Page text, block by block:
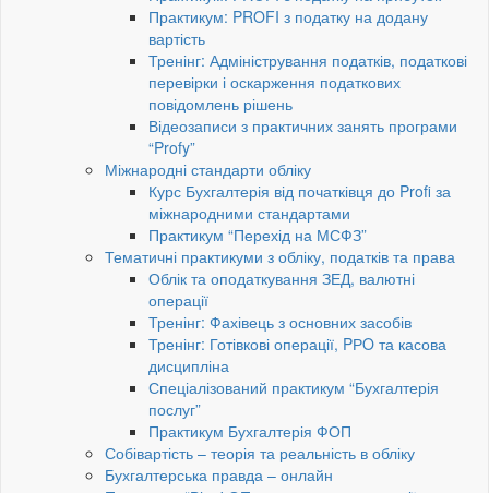
Практикум: PROFI з податку на додану
вартість
Тренінг: Адміністрування податків, податкові
перевірки і оскарження податкових
повідомлень рішень
Відеозаписи з практичних занять програми
“Profy”
Міжнародні стандарти обліку
Курс Бухгалтерія від початківця до Profi за
міжнародними стандартами
Практикум “Перехід на МСФЗ”
Тематичні практикуми з обліку, податків та права
Облік та оподаткування ЗЕД, валютні
операції
Тренінг: Фахівець з основних засобів
Тренінг: Готівкові операції, PРO та касова
дисципліна
Спеціалізований практикум “Бухгалтерія
послуг”
Практикум Бухгалтерія ФОП
Собівартість – теорія та реальність в обліку
Бухгалтерська правда – онлайн